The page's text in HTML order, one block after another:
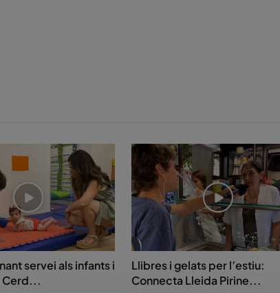
servei als infants i
Cerd...
Llibres i gelats per l’estiu:
Connecta Lleida Pirine...